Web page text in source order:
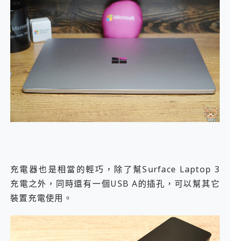
充電器也是相當的輕巧，除了幫Surface Laptop 3
充電之外，同時還有一個USB A的插孔，可以幫其它
裝置充電使用。